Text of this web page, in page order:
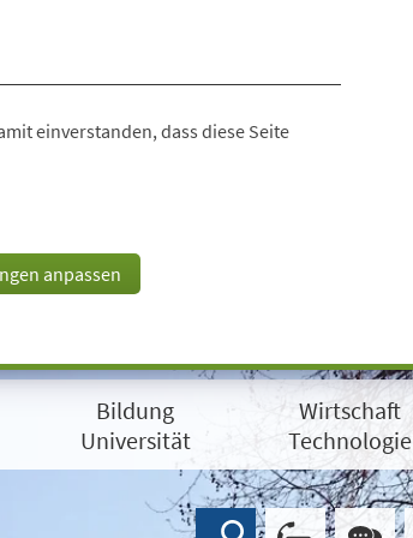
einverstanden, dass diese Seite
anpassen
Bildung
Universität
Wirtschaft
Technologie